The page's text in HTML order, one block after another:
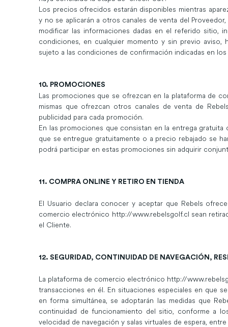
Los precios ofrecidos estarán disponibles mientras
y no se aplicarán a otros canales de venta del
modificar las informaciones dadas en el referido sitio,
condiciones, en cualquier momento y sin previo aviso,
sujeto a las condiciones de confirmación indicadas en
10. PROMOCIONES
Las promociones que se ofrezcan en la plataforma de
mismas que ofrezcan otros canales de venta de
publicidad para cada promoción.
En las promociones que consistan en la entrega
que se entregue gratuitamente o a precio rebajado se
podrá participar en estas promociones sin adquirir
11. COMPRA ONLINE Y RETIRO EN TIENDA
El Usuario declara conocer y aceptar que Rebels
comercio electrónico http://www.rebelsgolf.cl sean
el Cliente.
12. SEGURIDAD, CONTINUIDAD DE NAVEGACIÓN,
La plataforma de comercio electrónico http://
transacciones en él. En situaciones especiales en que
en forma simultánea, se adoptarán las medidas que
continuidad de funcionamiento del sitio, conforme a
velocidad de navegación y salas virtuales de espera,